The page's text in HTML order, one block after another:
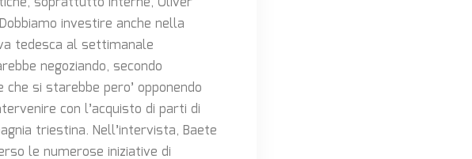
investire anche nella
tedesca al settimanale
negoziando, secondo
che si starebbe pero’ opponendo
con l’acquisto di parti di
triestina. Nell’intervista, Baete
le numerose iniziative di